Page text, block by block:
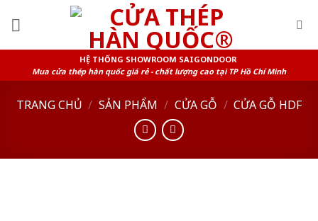
HỆ THỐNG SHOWROOM SAIGONDOOR
Mua cửa thép hàn quốc giá rẻ - chất lượng cao tại TP Hồ Chí Minh
TRANG CHỦ / SẢN PHẨM / CỬA GỖ / CỬA GỖ HDF